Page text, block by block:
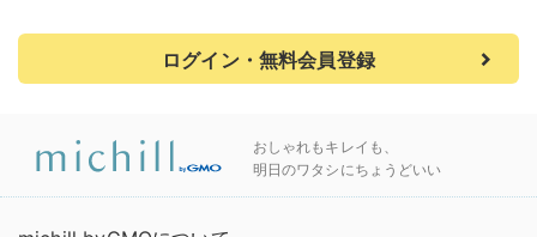
ログイン・無料会員登録
おしゃれもキレイも、
明日のワタシにちょうどいい